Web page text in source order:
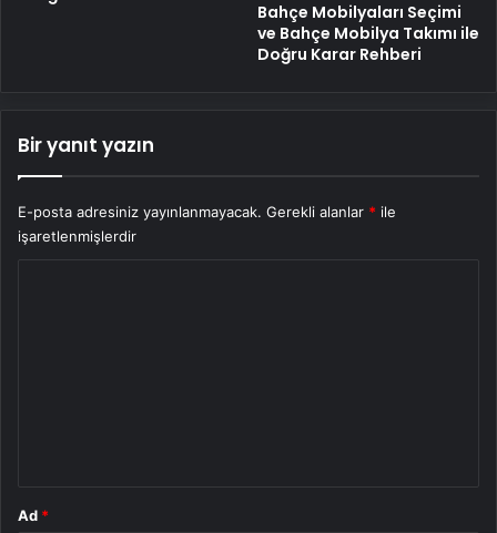
Bahçe Mobilyaları Seçimi
ve Bahçe Mobilya Takımı ile
Doğru Karar Rehberi
Bir yanıt yazın
E-posta adresiniz yayınlanmayacak. Gerekli alanlar * ile
işaretlenmişlerdir
Ad *